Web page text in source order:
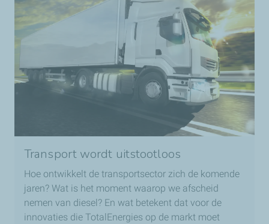
Transport wordt uitstootloos
Hoe ontwikkelt de transportsector zich de komende
jaren? Wat is het moment waarop we afscheid
nemen van diesel? En wat betekent dat voor de
innovaties die TotalEnergies op de markt moet